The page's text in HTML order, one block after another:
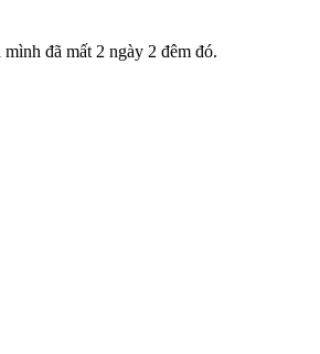
đã mất 2 ngày 2 đêm đó.